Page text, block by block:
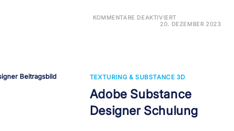
KOMMENTARE DEAKTIVIERTFÜR
ADOBE
20. DEZEMBER 2023
TEXTURING & SUBSTANCE 3D
Adobe Substance
Designer Schulung